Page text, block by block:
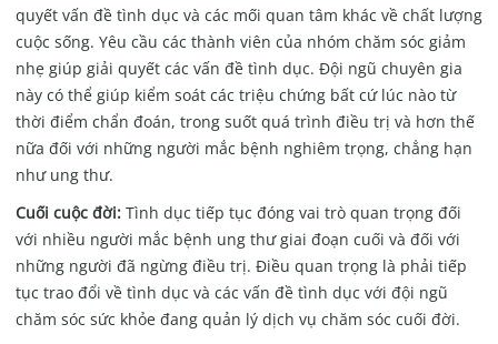
quyết vấn đề tình dục và các mối quan tâm khác về chất lượng
cuộc sống. Yêu cầu các thành viên của nhóm chăm sóc giảm
nhẹ giúp giải quyết các vấn đề tình dục. Đội ngũ chuyên gia
này có thể giúp kiểm soát các triệu chứng bất cứ lúc nào từ
thời điểm chẩn đoán, trong suốt quá trình điều trị và hơn thế
nữa đối với những người mắc bệnh nghiêm trọng, chẳng hạn
như ung thư.
Cuối cuộc đời:Tình dục tiếp tục đóng vai trò quan trọng đối
với nhiều người mắc bệnh ung thư giai đoạn cuối và đối với
những người đã ngừng điều trị. Điều quan trọng là phải tiếp
tục trao đổi về tình dục và các vấn đề tình dục với đội ngũ
chăm sóc sức khỏe đang quản lý dịch vụ chăm sóc cuối đời.